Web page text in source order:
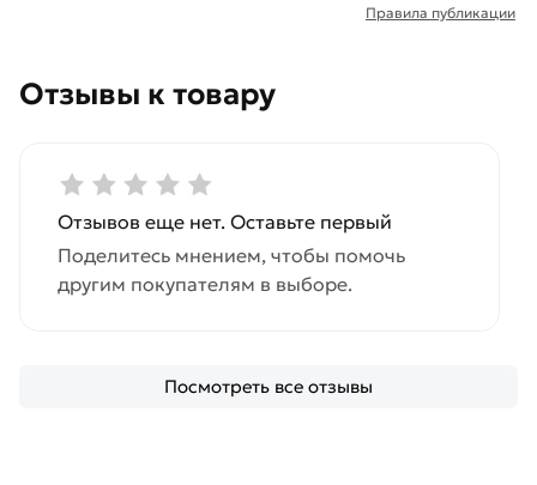
Отзывы к товару
Отзывов еще нет. Оставьте первый
Поделитесь мнением, чтобы помочь
другим покупателям в выборе.
Посмотреть все отзывы
Правила публикации